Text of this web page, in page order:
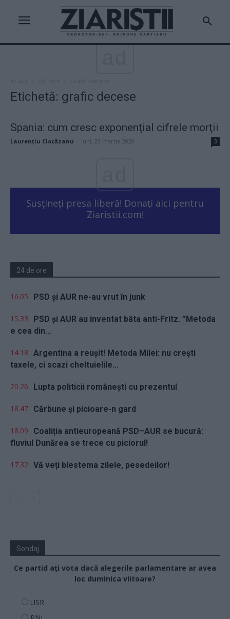
Etichetă: grafic decese
Spania: cum cresc exponenţial cifrele morţii
Laurențiu Ciocăzanu luni, 23 martie 2020 3
Susțineți presa liberă! Donați aici pentru
Ziaristii.com!
24 de ore
16.05 PSD și AUR ne-au vrut în junk
15.33
PSD și AUR au inventat bâta anti-Fritz. ”Metoda
e cea din...
14.18 Argentina a reușit! Metoda Milei: nu crești
taxele, ci scazi cheltuielile...
20.26 Lupta politicii românești cu prezentul
18.47 Cărbune și picioare-n gard
18.09
Coaliția antieuropeană PSD–AUR se bucură:
fluviul Dunărea se trece cu piciorul!
17.32 Vă veți blestema zilele, pesedeilor!
Sondaj
Ce partid ați vota dacă alegerile parlamentare ar avea
loc duminica viitoare?
USR